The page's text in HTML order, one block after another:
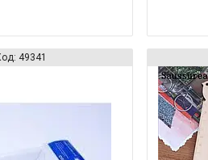
49341